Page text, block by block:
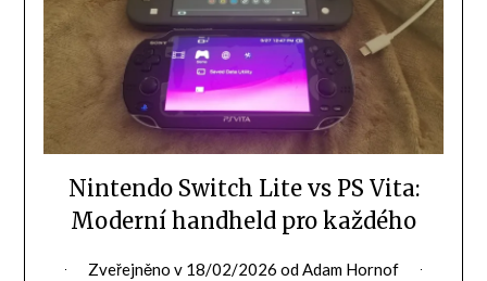
Nintendo Switch Lite vs PS Vita:
Moderní handheld pro každého
Zveřejněno v 18/02/2026 odAdam Hornof